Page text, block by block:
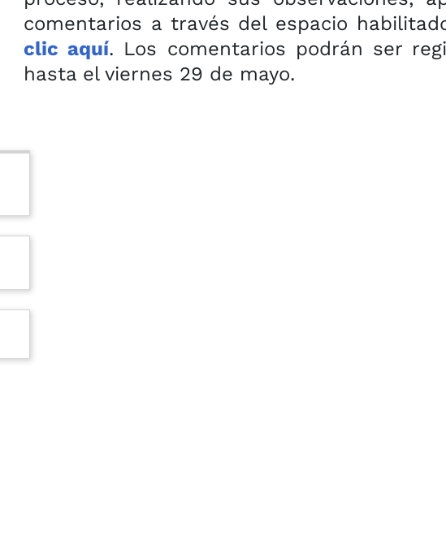
comentarios a través del espacio
clic aquí. Los comentarios podrán ser
hasta el viernes 29 de mayo.